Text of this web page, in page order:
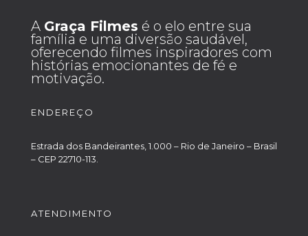
A Graça Filmes é o elo entre sua
família e uma diversão saudável,
oferecendo filmes inspiradores com
histórias emocionantes de fé e
motivação.
ENDEREÇO
Estrada dos Bandeirantes, 1.000 – Rio de Janeiro – Brasil
– CEP 22710-113.
ATENDIMENTO